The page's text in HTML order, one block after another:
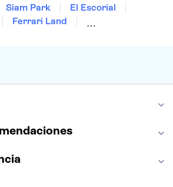
Siam Park
El Escorial
Ferrari Land